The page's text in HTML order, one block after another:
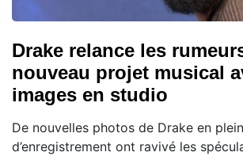
Drake relance les
nouveau projet musical
images en studio
De nouvelles photos de Drake en
d’enregistrement ont ravivé les